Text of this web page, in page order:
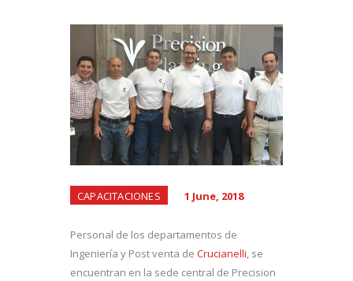
CAPACITACIONES 1 June, 2018
Personal de los departamentos de
Ingeniería y Post venta de Crucianelli, se
encuentran en la sede central de Precision